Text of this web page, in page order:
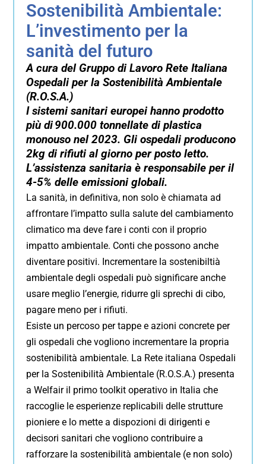
Sostenibilità Ambientale:
L’investimento per la
sanità del futuro
A cura del Gruppo di Lavoro Rete Italiana
Ospedali per la Sostenibilità Ambientale
(R.O.S.A.)
I sistemi sanitari europei hanno prodotto
più di 900.000 tonnellate di plastica
monouso nel 2023. Gli ospedali producono
2kg di rifiuti al giorno per posto letto.
L’assistenza sanitaria è responsabile per il
4-5% delle emissioni globali.
La sanità, in definitiva, non solo è chiamata ad
affrontare l’impatto sulla salute del cambiamento
climatico ma deve fare i conti con il proprio
impatto ambientale. Conti che possono anche
diventare positivi. Incrementare la sostenibiltià
ambientale degli ospedali può significare anche
usare meglio l’energie, ridurre gli sprechi di cibo,
pagare meno per i rifiuti.
Esiste un percoso per tappe e azioni concrete per
gli ospedali che vogliono incrementare la propria
sostenibilità ambientale. La Rete italiana Ospedali
per la Sostenibilità Ambientale (R.O.S.A.) presenta
a Welfair il primo toolkit operativo in Italia che
raccoglie le esperienze replicabili delle strutture
pioniere e lo mette a dispozioni di dirigenti e
decisori sanitari che vogliono contribuire a
rafforzare la sostenibilità ambientale (e non solo)